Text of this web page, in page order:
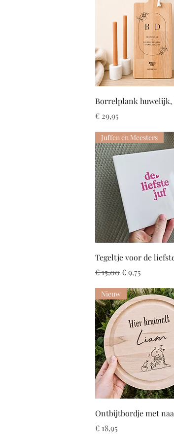
Snel overzicht
Borrelplank
Prijs
€ 29,95
Snel overzicht
Juffen en Meesters
Tegeltje voor de
Normale prijs
€ 15,00Verkoopprijs
€ 9,75
Snel overzicht
Nieuw
Ontbijtbordje met
Prijs
€ 18,95